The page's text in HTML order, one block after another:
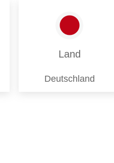
Land
Deutschland